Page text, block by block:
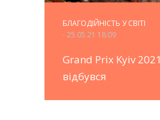
БЛАГОДІЙНІСТЬ У СВІТІ
- 25.05.21 18:09
Grand Prix Kyiv 2021
відбувся